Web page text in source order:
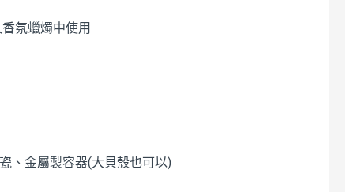
化/水晶淨化/氣場淨
適用台灣香/西藏香/
印度香 孔徑
氛蠟燭中使用
、金屬製容器(大貝殼也可以)